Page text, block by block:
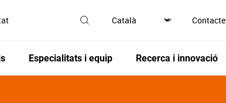
Contacte
Especialitats i equip Recerca i innovació